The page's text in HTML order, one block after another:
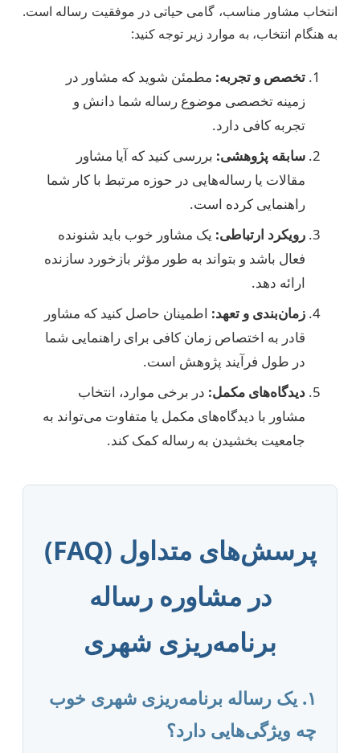
انتخاب مشاور مناسب، گامی حیاتی در موفقیت رساله است.
به هنگام انتخاب، به موارد زیر توجه کنید:
تخصص و تجربه: مطمئن شوید که مشاور در
زمینه تخصصی موضوع رساله شما دانش و
تجربه کافی دارد.
سابقه پژوهشی: بررسی کنید که آیا مشاور
مقالات یا رساله‌هایی در حوزه مرتبط با کار شما
راهنمایی کرده است.
رویکرد ارتباطی: یک مشاور خوب باید شنونده
فعال باشد و بتواند به طور مؤثر بازخورد سازنده
ارائه دهد.
زمان‌بندی و تعهد: اطمینان حاصل کنید که مشاور
قادر به اختصاص زمان کافی برای راهنمایی شما
در طول فرآیند پژوهش است.
دیدگاه‌های مکمل: در برخی موارد، انتخاب
مشاور با دیدگاه‌های مکمل یا متفاوت می‌تواند به
جامعیت بخشیدن به رساله کمک کند.
پرسش‌های متداول (FAQ)
در مشاوره رساله
برنامه‌ریزی شهری
۱. یک رساله برنامه‌ریزی شهری خوب
چه ویژگی‌هایی دارد؟